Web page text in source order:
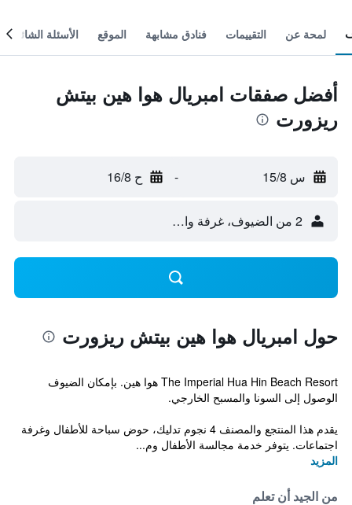
لمحة عن التقييمات فنادق مشابهة الموقع الأسئلة الشائعة
أفضل صفقات امبريال هوا هين بيتش
ريزورت
س 15/8 - ح 16/8
2 من الضيوف، غرفة واحدة
حول امبريال هوا هين بيتش ريزورت
The Imperial Hua Hin Beach Resort هوا هين. بإمكان الضيوف
الوصول إلى السونا والمسبح الخارجي.
يقدم هذا المنتجع والمصنف 4 نجوم تدليك، حوض سباحة للأطفال وغرفة
اجتماعات. يتوفر خدمة مجالسة الأطفال وم...
المزيد
من الجيد أن تعلم